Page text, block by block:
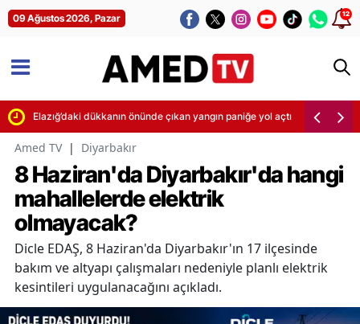
09 Ağustos 2026, Pazar 12
Elazığ’daki dükkanın önünde çıkan yangın paniğe yol açtı
Amed TV | Diyarbakır
8 Haziran'da Diyarbakır'da hangi
mahallelerde elektrik
olmayacak?
Dicle EDAŞ, 8 Haziran'da Diyarbakır'ın 17 ilçesinde
bakım ve altyapı çalışmaları nedeniyle planlı elektrik
kesintileri uygulanacağını açıkladı.